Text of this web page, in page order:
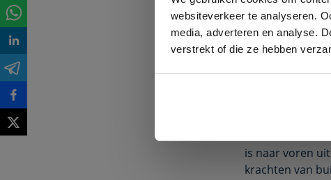
websiteverkeer te analyseren.
media, adverteren en analyse.
verstrekt of die ze hebben
Een schouder
waarbij het
bijvoorbeeld
schouder het
zijwaarts naar
(exorotatie).
is naar voren
krachten van